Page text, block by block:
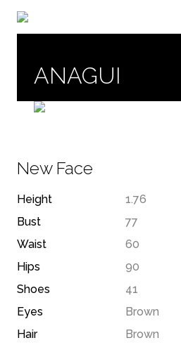
ANAGUI
New Face
Height
1.76
Bust
77
Waist
60
Hips
90
Shoes
41
Eyes
Brown
Hair
Brown